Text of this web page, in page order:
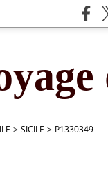
> SICILE > P1330349